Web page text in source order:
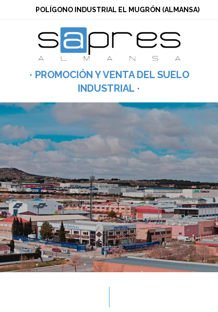
POLÍGONO INDUSTRIAL EL MUGRÓN (ALMANSA)
PROMOCIÓN Y VENTA DEL SUELO
INDUSTRIAL